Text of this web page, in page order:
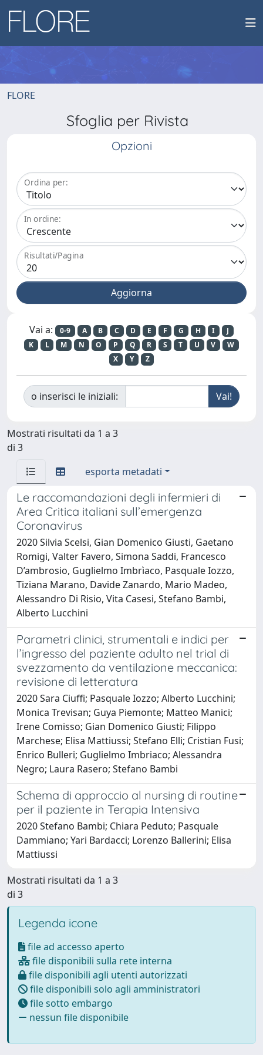
FLORE
Sfoglia per Rivista
Opzioni
Ordina per:
In ordine:
Risultati/Pagina
Vai a: 0-9 A B C D E F G H I
J
K
L M N O P Q R S T U V
W
X
Y Z
o inserisci le iniziali:
Mostrati risultati da 1 a 3
di 3
esporta metadati
Le raccomandazioni degli infermieri di
Area Critica italiani sull’emergenza
Coronavirus
2020 Silvia Scelsi, Gian Domenico Giusti, Gaetano
Romigi, Valter Favero, Simona Saddi, Francesco
D’ambrosio, Guglielmo Imbrìaco, Pasquale Iozzo,
Tiziana Marano, Davide Zanardo, Mario Madeo,
Alessandro Di Risio, Vita Casesi, Stefano Bambi,
Alberto Lucchini
Parametri clinici, strumentali e indici per
l’ingresso del paziente adulto nel trial di
svezzamento da ventilazione meccanica:
revisione di letteratura
2020 Sara Ciuffi; Pasquale Iozzo; Alberto Lucchini;
Monica Trevisan; Guya Piemonte; Matteo Manici;
Irene Comisso; Gian Domenico Giusti; Filippo
Marchese; Elisa Mattiussi; Stefano Elli; Cristian Fusi;
Enrico Bulleri; Guglielmo Imbriaco; Alessandra
Negro; Laura Rasero; Stefano Bambi
Schema di approccio al nursing di routine
per il paziente in Terapia Intensiva
2020 Stefano Bambi; Chiara Peduto; Pasquale
Dammiano; Yari Bardacci; Lorenzo Ballerini; Elisa
Mattiussi
Mostrati risultati da 1 a 3
di 3
Legenda icone
file ad accesso aperto
file disponibili sulla rete interna
file disponibili agli utenti autorizzati
file disponibili solo agli amministratori
file sotto embargo
nessun file disponibile